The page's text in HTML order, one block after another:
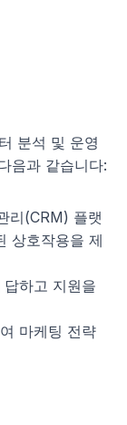
분석 및 운영
음과 같습니다:
리(CRM) 플랫
상호작용을 제
하고 지원을
마케팅 전략